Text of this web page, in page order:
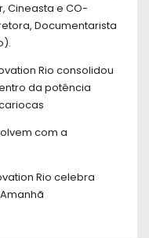
Cineasta e CO-
Documentarista
Rio consolidou
da potência
com a
Rio celebra